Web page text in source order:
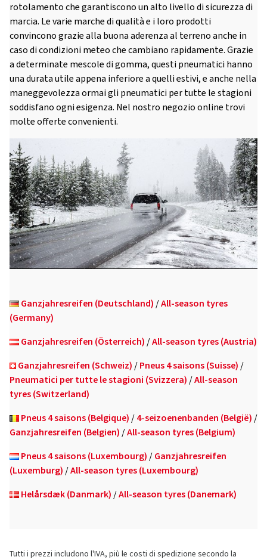
rotolamento che garantiscono un alto livello di sicurezza di
marcia. Le varie marche di qualità e i loro prodotti
convincono grazie alla buona aderenza al terreno anche in
caso di condizioni meteo che cambiano rapidamente. Grazie
a determinate mescole di gomma, questi pneumatici hanno
una durata utile appena inferiore a quelli estivi, e anche nella
maneggevolezza ormai gli pneumatici per tutte le stagioni
soddisfano ogni esigenza. Nel nostro negozio online trovi
molte offerte convenienti.
Ganzjahresreifen (Deutschland) /All-season tyres
(Germany)
Ganzjahresreifen (Österreich) /All-season tyres (Austria)
Ganzjahresreifen (Schweiz) /Pneus 4 saisons (Suisse) /
Pneumatici per tutte le stagioni (Svizzera) /All-season
tyres (Switzerland)
Pneus 4 saisons (Belgique) /4-seizoenenbanden (België) /
Ganzjahresreifen (Belgien) /All-season tyres (Belgium)
Pneus 4 saisons (Luxembourg) /Ganzjahresreifen
(Luxemburg) /All-season tyres (Luxembourg)
Helårsdæk (Danmark) /All-season tyres (Danemark)
Tutti i prezzi includono l'IVA, più le costi di spedizione secondo la